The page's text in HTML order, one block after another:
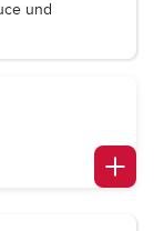
und